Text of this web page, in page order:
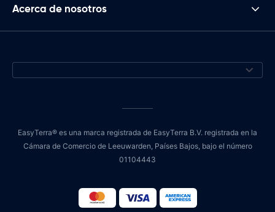
Acerca de nosotros
EasyTerra® es una marca registrada de EasyTerra B.V. registrada en la
Cámara de Comercio de Leeuwarden, Países Bajos, bajo el número
01104443